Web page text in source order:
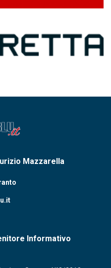
Mazzarella
Informativo